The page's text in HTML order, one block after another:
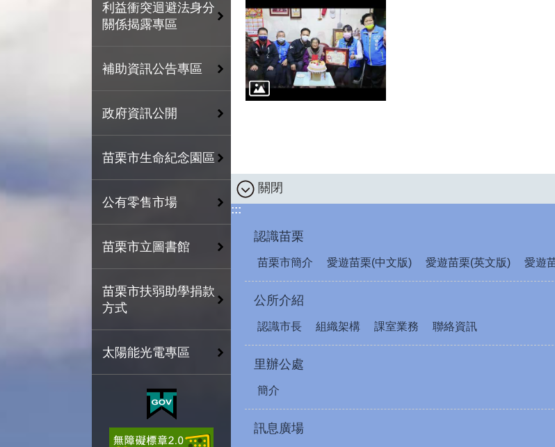
利益衝突迴避法身分
關係揭露專區
補助資訊公告專區
政府資訊公開
苗栗市生命紀念園區
公有零售市場
苗栗市立圖書館
苗栗市扶弱助學捐款
方式
太陽能光電專區
關閉
:::
認識苗栗
苗栗市簡介 愛遊苗栗(中文版) 愛遊苗栗(英文版) 愛遊
公所介紹
認識市長 組織架構 課室業務 聯絡資訊
里辦公處
簡介
訊息廣場